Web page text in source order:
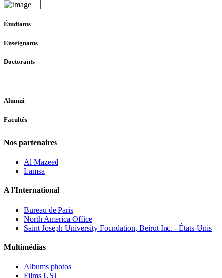
Étudiants
Enseignants
Doctorants
+
Alumni
Facultés
Nos partenaires
Al Mazeed
Lamsa
A l'International
Bureau de Paris
North America Office
Saint Joseph University Foundation, Beirut Inc. - États-Unis
Multimédias
Albums photos
Films USJ